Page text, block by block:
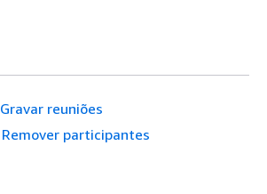
Gravar reuniões
Remover participantes